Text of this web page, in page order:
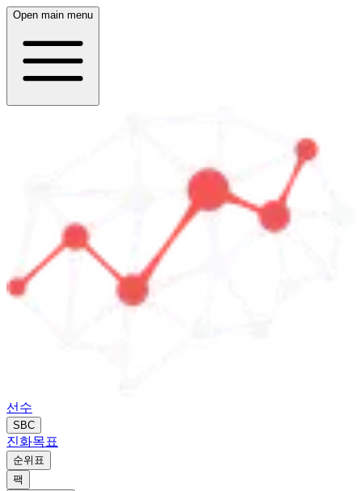
Open main menu
선수
SBC
진화목표
순위표
팩